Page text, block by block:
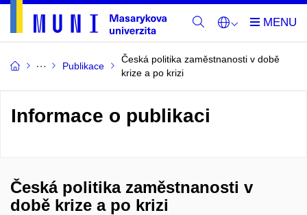
Publikace
Česká politika zaměstnanosti v době
krize a po krizi
Informace o publikaci
Česká politika zaměstnanosti v
době krize a po krizi